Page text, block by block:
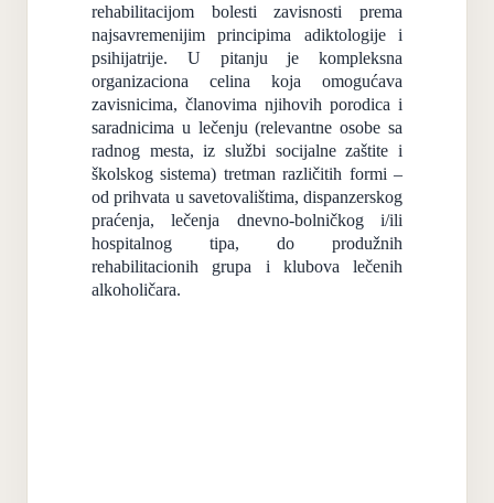
rehabilitacijom bolesti zavisnosti prema
najsavremenijim principima adiktologije i
psihijatrije. U pitanju je kompleksna
organizaciona celina koja omogućava
zavisnicima, članovima njihovih porodica i
saradnicima u lečenju (relevantne osobe sa
radnog mesta, iz službi socijalne zaštite i
školskog sistema) tretman različitih formi –
od prihvata u savetovalištima, dispanzerskog
praćenja, lečenja dnevno-bolničkog i/ili
hospitalnog tipa, do produžnih
rehabilitacionih grupa i klubova lečenih
alkoholičara.